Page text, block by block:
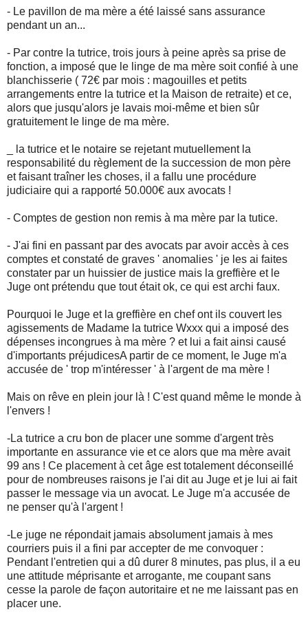
- Le pavillon de ma mère a été laissé sans assurance
pendant un an...
- Par contre la tutrice, trois jours à peine après sa prise de
fonction, a imposé que le linge de ma mère soit confié à une
blanchisserie ( 72€ par mois : magouilles et petits
arrangements entre la tutrice et la Maison de retraite) et ce,
alors que jusqu'alors je lavais moi-même et bien sûr
gratuitement le linge de ma mère.
_ la tutrice et le notaire se rejetant mutuellement la
responsabilité du règlement de la succession de mon père
et faisant traîner les choses, il a fallu une procédure
judiciaire qui a rapporté 50.000€ aux avocats !
- Comptes de gestion non remis à ma mère par la tutice.
- J'ai fini en passant par des avocats par avoir accès à ces
comptes et constaté de graves ' anomalies ' je les ai faites
constater par un huissier de justice mais la greffière et le
Juge ont prétendu que tout était ok, ce qui est archi faux.
Pourquoi le Juge et la greffière en chef ont ils couvert les
agissements de Madame la tutrice Wxxx qui a imposé des
dépenses incongrues à ma mère ? et lui a fait ainsi causé
d'importants préjudicesA partir de ce moment, le Juge m'a
accusée de ' trop m'intéresser ' à l'argent de ma mère !
Mais on rêve en plein jour là ! C'est quand même le monde à
l'envers !
-La tutrice a cru bon de placer une somme d'argent très
importante en assurance vie et ce alors que ma mère avait
99 ans ! Ce placement à cet âge est totalement déconseillé
pour de nombreuses raisons je l'ai dit au Juge et je lui ai fait
passer le message via un avocat. Le Juge m'a accusée de
ne penser qu'à l'argent !
-Le juge ne répondait jamais absolument jamais à mes
courriers puis il a fini par accepter de me convoquer :
Pendant l'entretien qui a dû durer 8 minutes, pas plus, il a eu
une attitude méprisante et arrogante, me coupant sans
cesse la parole de façon autoritaire et ne me laissant pas en
placer une.